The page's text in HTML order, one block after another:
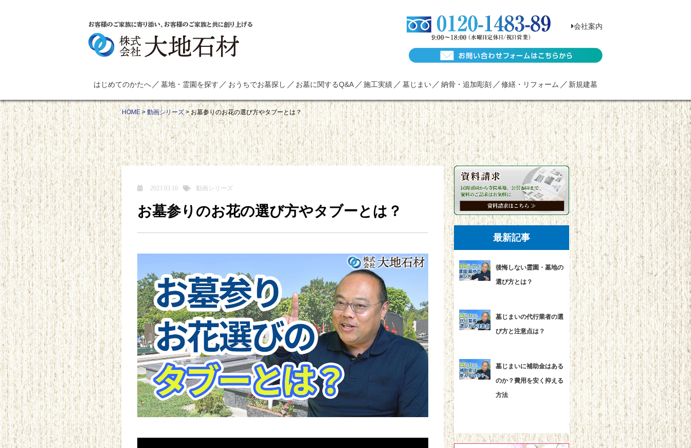
お客様のご家族に寄り添い、お客様のご家族と共に創り上げる 会社案内
はじめてのかたへ 墓地・霊園を探す おうちでお墓探し お墓に関するQ&A 施工実績 墓じまい 納骨・追加彫刻 修繕・リフォーム 新規建墓
HOME>動画シリーズ>お墓参りのお花の選び方やタブーとは？
2023.03.10 動画シリーズ
お墓参りのお花の選び方やタブーとは？
最新記事
後悔しない霊園・墓地の
選び方とは？
墓じまいの代行業者の選
び方と注意点は？
墓じまいに補助金はある
のか？費用を安く抑える
方法